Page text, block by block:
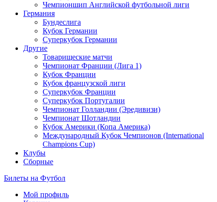
Чемпионшип Английской футбольной лиги
Германия
Бундеслига
Кубок Германии
Суперкубок Германии
Другие
Товарищеские матчи
Чемпионат Франции (Лига 1)
Кубок Франции
Кубок французской лиги
Суперкубок Франции
Суперкубок Португалии
Чемпионат Голландии (Эредивизи)
Чемпионат Шотландии
Кубок Америки (Копа Америка)
Международный Кубок Чемпионов (International
Champions Cup)
Клубы
Сборные
Билеты на Футбол
Мой профиль